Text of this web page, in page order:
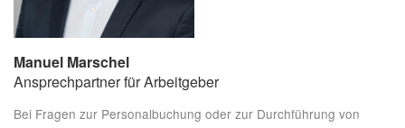
Manuel Marschel
Ansprechpartner für Arbeitgeber
Bei Fragen zur Personalbuchung oder zur Durchführung von